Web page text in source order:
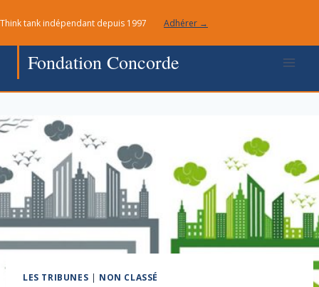
au
contenu
Think tank indépendant depuis 1997 Adhérer →
Fondation Concorde
LES TRIBUNES | NON CLASSÉ